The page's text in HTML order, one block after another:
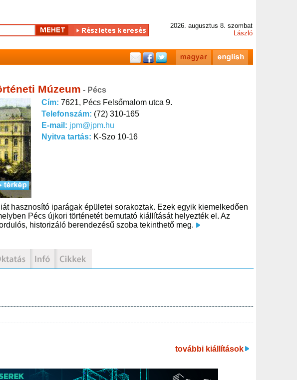
2026. augusztus 8. szombat
László
Múzeum - Pécs
Cím: 7621, Pécs Felsőmalom utca 9.
Telefonszám: (72) 310-165
E-mail: jpm@jpm.hu
Nyitva tartás: K-Szo 10-16
hasznosító iparágak épületei sorakoztak. Ezek egyik kiemelkedően
Pécs újkori történetét bemutató kiállítását helyezték el. Az
historizáló berendezésű szoba tekinthető meg.
további kiállítások